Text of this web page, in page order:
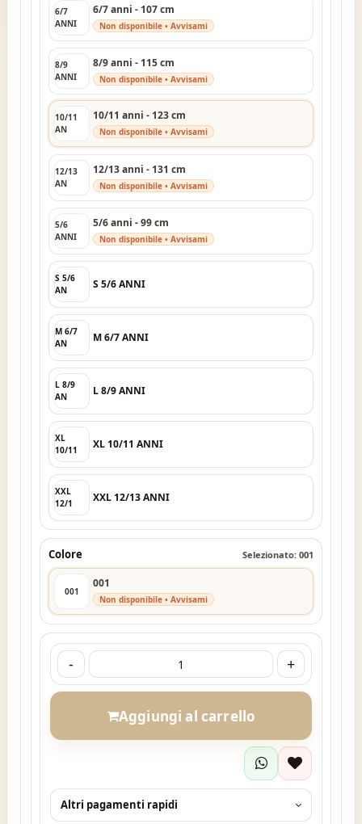
6/7
ANNI
6/7 anni - 107 cm
Non disponibile • Avvisami
8/9
ANNI
8/9 anni - 115 cm
Non disponibile • Avvisami
10/11
AN
10/11 anni - 123 cm
Non disponibile • Avvisami
12/13
AN
12/13 anni - 131 cm
Non disponibile • Avvisami
5/6
ANNI
5/6 anni - 99 cm
Non disponibile • Avvisami
S 5/6
AN
S 5/6 ANNI
M 6/7
AN
M 6/7 ANNI
L 8/9
AN
L 8/9 ANNI
XL
10/11
XL 10/11 ANNI
XXL
12/1
XXL 12/13 ANNI
Colore Selezionato: 001
001
001
Non disponibile • Avvisami
- +
Aggiungi al carrello
Altri pagamenti rapidi